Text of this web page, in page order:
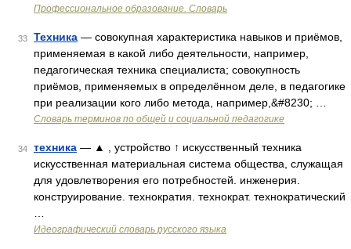
Профессиональное образование. Словарь
33 Техника — совокупная характеристика навыков и приёмов,
применяемая в какой либо деятельности, например,
педагогическая техника специалиста; совокупность
приёмов, применяемых в определённом деле, в педагогике
при реализации кого либо метода, например,&#8230; …
Словарь терминов по общей и социальной педагогике
34 техника — ▲ , устройство ↑ искусственный техника
искусственная материальная система общества, служащая
для удовлетворения его потребностей. инженерия.
конструирование. технократия. технократ. технократический
Идеографический словарь русского языка